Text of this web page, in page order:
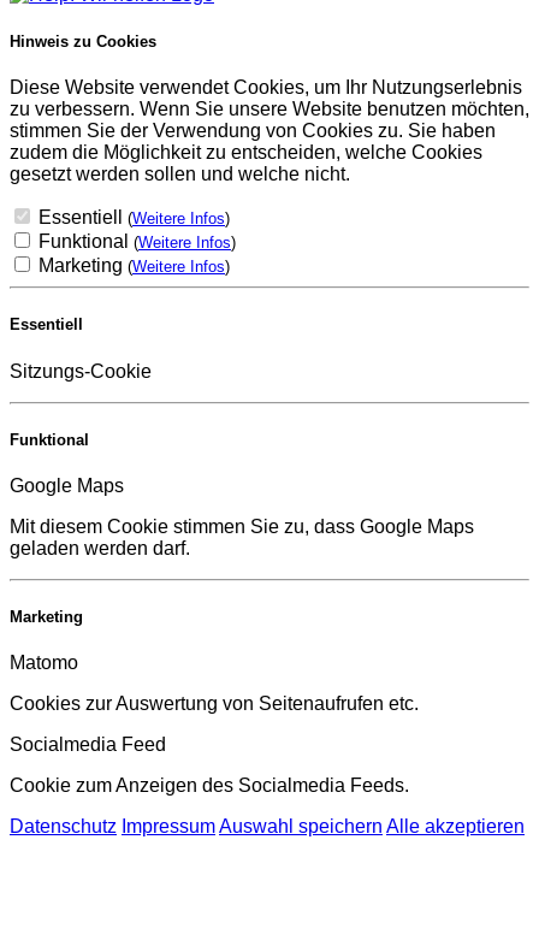
Hinweis zu Cookies
Diese Website verwendet Cookies, um Ihr Nutzungserlebnis
zu verbessern. Wenn Sie unsere Website benutzen möchten,
stimmen Sie der Verwendung von Cookies zu. Sie haben
zudem die Möglichkeit zu entscheiden, welche Cookies
gesetzt werden sollen und welche nicht.
Essentiell (Weitere Infos)
Funktional (Weitere Infos)
Marketing (Weitere Infos)
Essentiell
Sitzungs-Cookie
Funktional
Google Maps
Mit diesem Cookie stimmen Sie zu, dass Google Maps
geladen werden darf.
Marketing
Matomo
Cookies zur Auswertung von Seitenaufrufen etc.
Socialmedia Feed
Cookie zum Anzeigen des Socialmedia Feeds.
Datenschutz ImpressumAuswahl speichern Alle akzeptieren